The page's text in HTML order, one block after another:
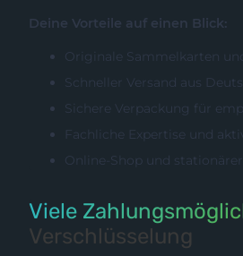
Deine Vorteile auf einen Blick:
Originale Sammelkarten
Schneller Versand aus
Sichere Verpackung für
Fachliche Expertise und
Online-Shop und
Viele
Verschlüsselung